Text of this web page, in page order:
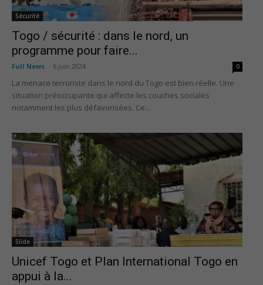
Sécurité
Togo / sécurité : dans le nord, un
programme pour faire...
Full News 6 juin 2024 0
La menace terroriste dans le nord du Togo est bien réelle. Une
situation préoccupante qui affecte les couches sociales
notamment les plus défavorisées. Ce...
Slide
Unicef Togo et Plan International Togo en
appui à la...